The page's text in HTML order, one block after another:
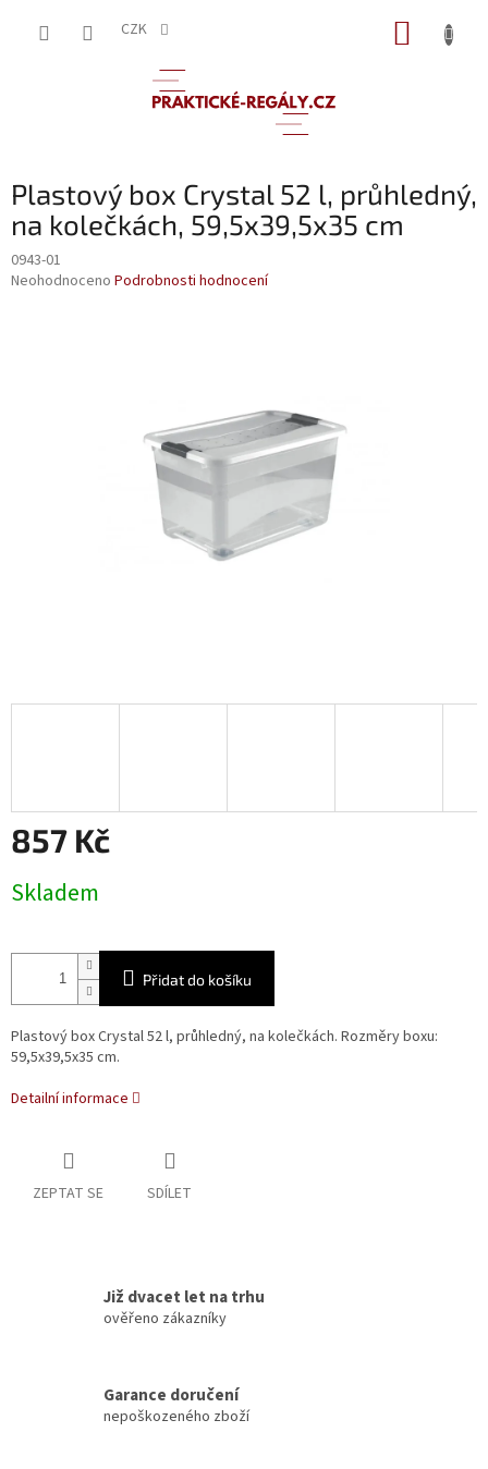
CZK
Plastový box Crystal 52 l, průhledný,
na kolečkách, 59,5x39,5x35 cm
0943-01
Průměrné
Neohodnoceno Podrobnosti hodnocení
857 Kč
cena:
Skladem
Přidat do košíku
Plastový box Crystal 52 l, průhledný, na kolečkách. Rozměry boxu:
59,5x39,5x35 cm.
Detailní informace
ZEPTAT SE SDÍLET
Již dvacet let na trhu
ověřeno zákazníky
Garance doručení
nepoškozeného zboží